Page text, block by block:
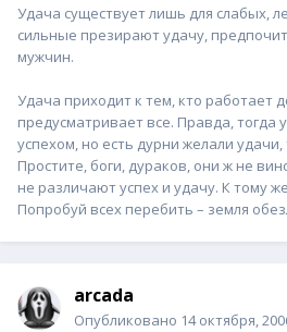
Удача существует лишь для слабых,
сильные презирают удачу,
мужчин.
Удача приходит к тем, кто работает
предусматривает все. Правда, тогда
успехом, но есть дурни желали
Простите, боги, дураков, они ж не
не различают успех и удачу. К тому
Попробуй всех перебить – земля
arcada
Опубликовано 14 октября,